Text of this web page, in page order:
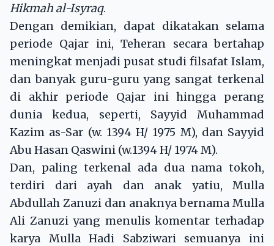
Hikmah al-Isyraq.
Dengan demikian, dapat dikatakan selama
periode Qajar ini, Teheran secara bertahap
meningkat menjadi pusat studi filsafat Islam,
dan banyak guru-guru yang sangat terkenal
di akhir periode Qajar ini hingga perang
dunia kedua, seperti, Sayyid Muhammad
Kazim as-Sar (w. 1394 H/ 1975 M), dan Sayyid
Abu Hasan Qaswini (w.1394 H/ 1974 M).
Dan, paling terkenal ada dua nama tokoh,
terdiri dari ayah dan anak yatiu, Mulla
Abdullah Zanuzi dan anaknya bernama Mulla
Ali Zanuzi yang menulis komentar terhadap
karya Mulla Hadi Sabziwari semuanya ini